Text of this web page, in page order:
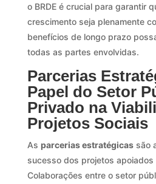
o BRDE é crucial para garantir
crescimento seja plenamente
benefícios de longo prazo
todas as partes envolvidas.
Parcerias
Papel do Setor
Privado na
Projetos Sociais
As parcerias estratégicassão
sucesso dos projetos apoiados
Colaborações entre o setor